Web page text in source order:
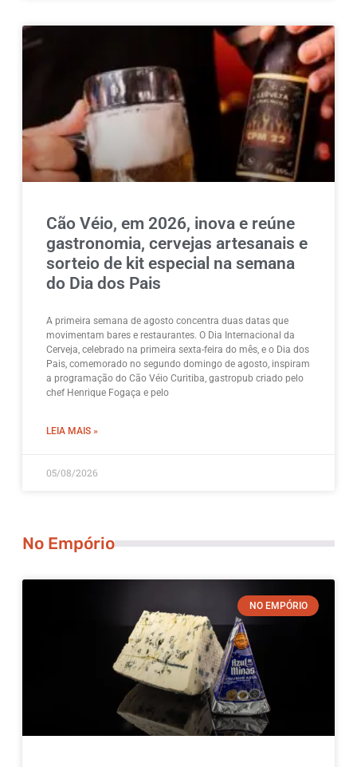
Cão Véio, em 2026, inova e reúne
gastronomia, cervejas artesanais e
sorteio de kit especial na semana
do Dia dos Pais
A primeira semana de agosto concentra duas datas que
movimentam bares e restaurantes. O Dia Internacional da
Cerveja, celebrado na primeira sexta-feira do mês, e o Dia dos
Pais, comemorado no segundo domingo de agosto, inspiram
a programação do Cão Véio Curitiba, gastropub criado pelo
chef Henrique Fogaça e pelo
LEIA MAIS »
05/08/2026
No Empório
NO EMPÓRIO